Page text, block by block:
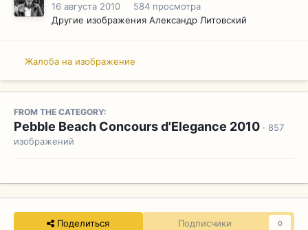
16 августа 2010
584 просмотра
Другие изображения Александр Литовский
Жалоба на изображение
FROM THE CATEGORY:
Pebble Beach Concours d'Elegance 2010 · 857
изображений
Поделиться Подписчики 0